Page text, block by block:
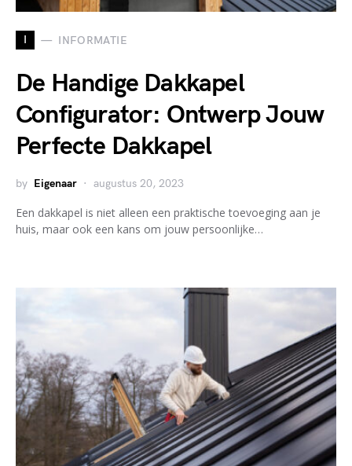
I INFORMATIE
De Handige Dakkapel
Configurator: Ontwerp Jouw
Perfecte Dakkapel
by Eigenaar augustus 20, 2023
Een dakkapel is niet alleen een praktische toevoeging aan je
huis, maar ook een kans om jouw persoonlijke…